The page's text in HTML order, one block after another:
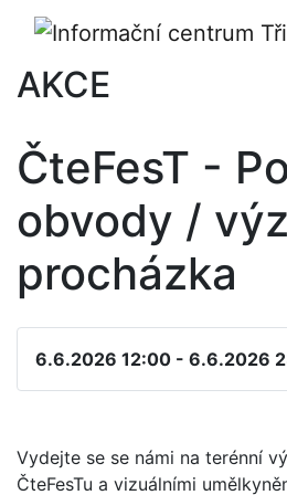
AKCE
ČteFesT -
obvody /
procházka
6.6.2026 12:00 - 6.6.2026
Vydejte se se námi na terénní
ČteFesTu a vizuálními